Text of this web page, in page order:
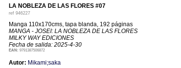
LA NOBLEZA DE LAS FLORES #07
ref 946227
Manga 110x170cms, tapa blanda, 192 páginas
MANGA - JOSEI: LA NOBLEZA DE LAS FLORES
MILKY WAY EDICIONES
Fecha de salida: 2025-4-30
EAN: 9791387506872
Autor: Mikami;saka